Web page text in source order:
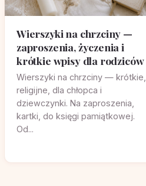
Wierszyki na chrzciny —
zaproszenia, życzenia i
krótkie wpisy dla rodziców
Wierszyki na chrzciny — krótkie,
religijne, dla chłopca i
dziewczynki. Na zaproszenia,
kartki, do księgi pamiątkowej.
Od...